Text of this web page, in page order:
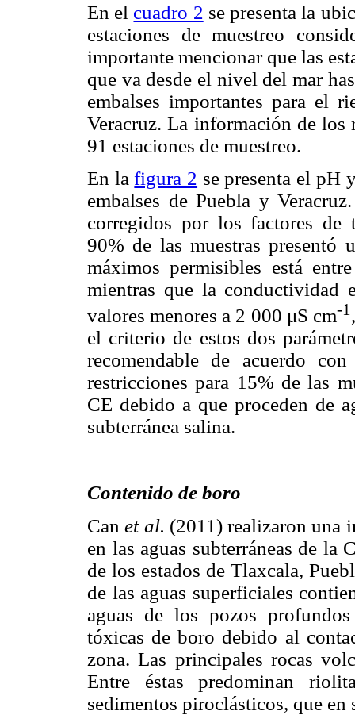
En el cuadro 2 se presenta la
estaciones de muestreo
importante mencionar que las
que va desde el nivel del mar
embalses importantes para el
Veracruz. La información de los
91 estaciones de muestreo.
En lafigura 2 se presenta el pH
embalses de Puebla y
corregidos por los factores de
90% de las muestras
máximos permisibles está
mientras que la conductividad
valores menores a 2 000 μS cm-1
el criterio de estos dos
recomendable de acuerdo
restricciones para 15% de las
CE debido a que proceden de
subterránea salina.
Contenido de boro
Canet al. (2011) realizaron una
en las aguas subterráneas de la
de los estados de Tlaxcala,
de las aguas superficiales
aguas de los pozos
tóxicas de boro debido al
zona. Las principales rocas
Entre éstas predominan
sedimentos piroclásticos, que